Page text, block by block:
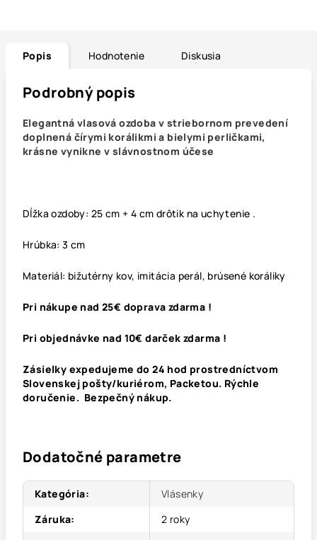
Popis Hodnotenie Diskusia
Podrobný popis
Elegantná vlasová ozdoba v striebornom prevedení
doplnená čírymi korálikmi a bielymi perličkami,
krásne vynikne v slávnostnom účese
Dĺžka ozdoby: 25 cm + 4 cm drôtik na uchytenie .
Hrúbka: 3 cm
Materiál: bižutérny kov, imitácia perál, brúsené koráliky
Pri nákupe nad 25€ doprava zdarma !
Pri objednávke nad 10€ darček zdarma !
Zásielky expedujeme do 24 hod prostredníctvom
Slovenskej pošty/kuriérom, Packetou. Rýchle
doručenie. Bezpečný nákup.
Dodatočné parametre
Kategória:
Vlásenky
Záruka:
2 roky